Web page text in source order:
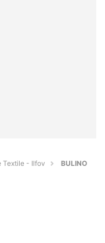
Textile - Ilfov
BULINO